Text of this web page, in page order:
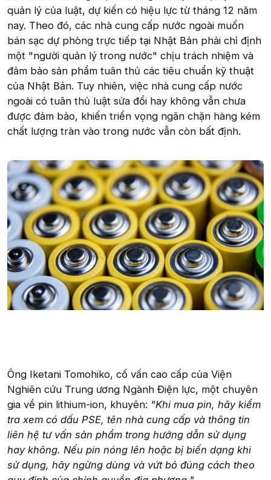
quản lý của luật, dự kiến có hiệu lực từ tháng 12 năm
nay. Theo đó, các nhà cung cấp nước ngoài muốn
bán sạc dự phòng trực tiếp tại Nhật Bản phải chỉ định
một "người quản lý trong nước" chịu trách nhiệm và
đảm bảo sản phẩm tuân thủ các tiêu chuẩn kỹ thuật
của Nhật Bản. Tuy nhiên, việc nhà cung cấp nước
ngoài có tuân thủ luật sửa đổi hay không vẫn chưa
được đảm bảo, khiến triển vọng ngăn chặn hàng kém
chất lượng tràn vào trong nước vẫn còn bất định.
Ông Iketani Tomohiko, cố vấn cao cấp của Viện
Nghiên cứu Trung ương Ngành Điện lực, một chuyên
gia về pin lithium-ion, khuyên: "Khi mua pin, hãy kiểm
tra xem có dấu PSE, tên nhà cung cấp và thông tin
liên hệ tư vấn sản phẩm trong hướng dẫn sử dụng
hay không. Nếu pin nóng lên hoặc bị biến dạng khi
sử dụng, hãy ngừng dùng và vứt bỏ đúng cách theo